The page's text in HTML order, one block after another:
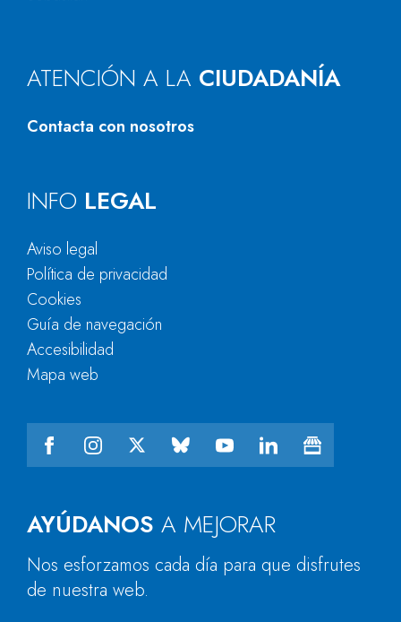
ATENCIÓN A LA CIUDADANÍA
Contacta con nosotros
AYÚDANOS A MEJORAR
Nos esforzamos cada día para que disfrutes
de nuestra web.
INFO LEGAL
Aviso legal
Política de privacidad
Cookies
Guía de navegación
Accesibilidad
Mapa web